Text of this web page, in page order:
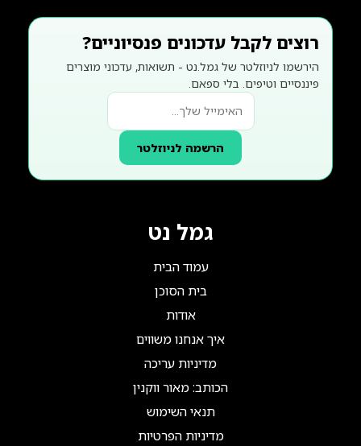
רוצים לקבל עדכונים פנסיוניים?
הירשמו לניוזלטר של גמל.נט - תשואות, עדכוני מוצרים
פיננסיים וטיפים. בלי ספאם.
הרשמה לניוזלטר
גמל נט
עמוד הבית
בית הסוכן
אודות
איך אנחנו משווים
מדיניות עריכה
הכותב: מאור ווקנין
תנאי השימוש
מדיניות הפרטיות